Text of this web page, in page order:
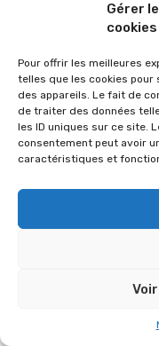
Gérer
cookies
Pour offrir les meilleures
telles que les cookies
des appareils. Le fait de
de traiter des données
les ID uniques sur ce site.
consentement peut avoir
caractéristiques et
© 2026 Im-